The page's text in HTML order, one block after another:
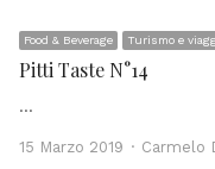
Food & Beverage Turismo e
Pitti Taste N°14
…
15 Marzo 2019 Author
Carmelo